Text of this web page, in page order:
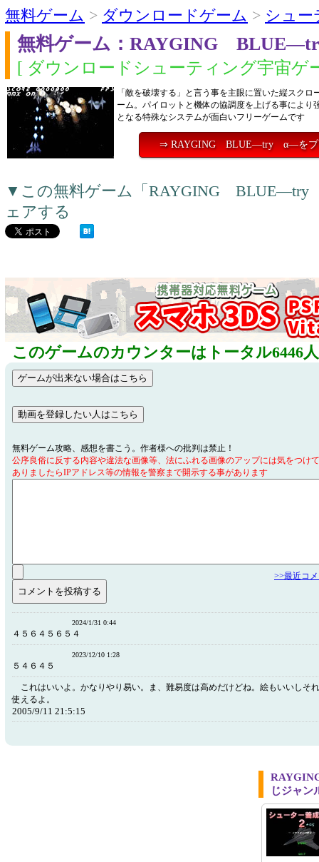
無料ゲーム > ダウンロードゲーム > シュー
無料ゲーム：RAYGING
[ ダウンロードシューティング宇宙ゲ
「敵を破壊する」と言う事を主眼に置いた縦スクロ
ーム。パイロットと機体の協調度を上げる事により
となる特殊なシステムが面白いフリーゲームです
⇒ RAYGING BLUE―try α―をプ
▼この無料ゲーム「RAYGING
ェアする
このゲームのカウンターはトータル6446
無料ゲーム攻略、感想を書こう。作者様への批判は禁止！
公序良俗に反する内容や違法な画像等、法にふれる画像のアップには気をつけ
ありましたらIPアドレス等の情報を警察まで開示する事があります
>>最近コ
2024/1/31 0:44
４５６４５６５４
2023/12/10 1:28
５４６４５
これはいいよ。かなりやり易い。ま、難易度は高めだけどね。絵もいいしそ
使えるよ。
2005/9/11 21:5:15
じジャン